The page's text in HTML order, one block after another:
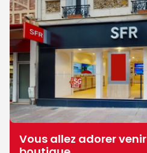
Vous allez adorer